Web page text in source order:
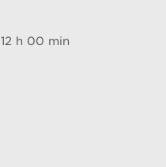
12 h 00 min